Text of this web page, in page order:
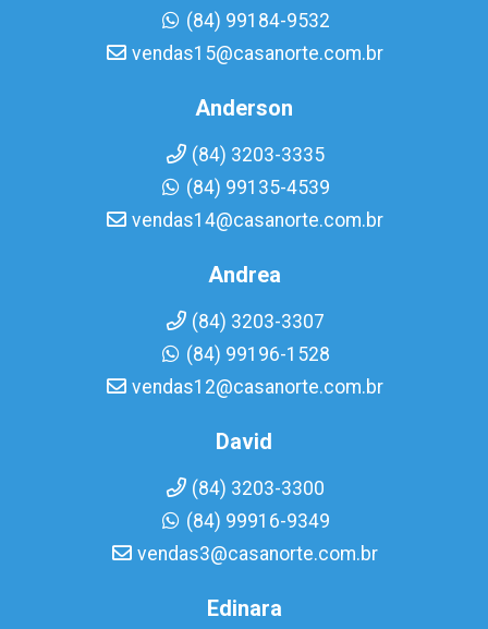
(84) 99184-9532
vendas15@casanorte.com.br
Anderson
(84) 3203-3335
(84) 99135-4539
vendas14@casanorte.com.br
Andrea
(84) 3203-3307
(84) 99196-1528
vendas12@casanorte.com.br
David
(84) 3203-3300
(84) 99916-9349
vendas3@casanorte.com.br
Edinara